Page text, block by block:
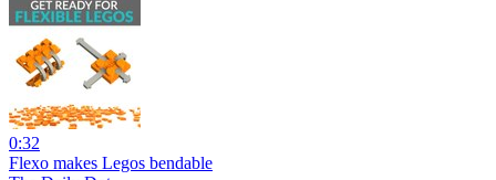
0:32
Flexo makes Legos bendable